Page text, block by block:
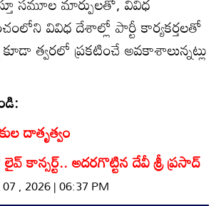
వివిధ దేశాల్లో పార్టీ కార్యకర్తలతో
త్వరలో ప్రకటించే అవకాశాలున్నట్లు
దాతృత్వం
కాన్సర్ట్.. అదరగొట్టిన దేవీ శ్రీ ప్రసాద్
, 2026 | 06:37 PM